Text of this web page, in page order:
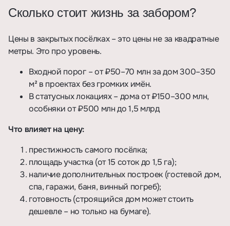
Сколько стоит жизнь за забором?
Цены в закрытых посёлках – это цены не за квадратные
метры. Это про уровень.
Входной порог – от ₽50–70 млн за дом 300–350
м² в проектах без громких имён.
В статусных локациях – дома от ₽150–300 млн,
особняки от ₽500 млн до 1,5 млрд
Что влияет на цену:
престижность самого посёлка;
площадь участка (от 15 соток до 1,5 га);
наличие дополнительных построек (гостевой дом,
спа, гаражи, баня, винный погреб);
готовность (строящийся дом может стоить
дешевле – но только на бумаге).